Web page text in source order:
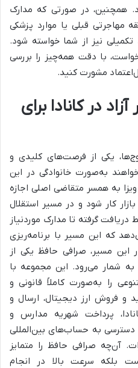
همچنین، در صورتی‌ که مدارک
مهاجرتی قبلی یا موارد پزشکی
نیز از شما خواسته شود.
با دقت همه‌چیز را بررسی
مشورت کنید.
در کانادا برای
یکی از فرصت‌های کلیدی و
به‌صورت خانوادگی در این
به همسر متقاضی اصلی اجازه
کار شود و در مسیر استقلال
دریافت گرفته تا مدارک موردنیاز
که این مسیر با برنامه‌ریزی
این مسیر، صرافی حافظ یکی از
به شمار می‌رود. این مجموعه با
را به‌صورت کاملاً قانونی و
و فروش ارز دیجیتال، ارسال و
پرداخت شهریه مدارس و
دسترسی به حساب‌های بین‌المللی
آن‌چه صرافی حافظ را متمایز
بلکه سرعت بالا در انجام